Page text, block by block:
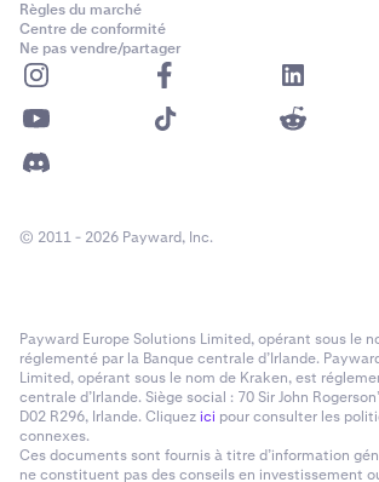
Règles du marché
Centre de conformité
Ne pas vendre/partager
© 2011 - 2026 Payward, Inc.
Payward Europe Solutions Limited, opérant sous le
réglementé par la Banque centrale d’Irlande.
Limited, opérant sous le nom de Kraken, est
centrale d’Irlande. Siège social : 70 Sir John
D02 R296, Irlande. Cliquezici pour consulter les
connexes.
Ces documents sont fournis à titre d’information
ne constituent pas des conseils en investissement